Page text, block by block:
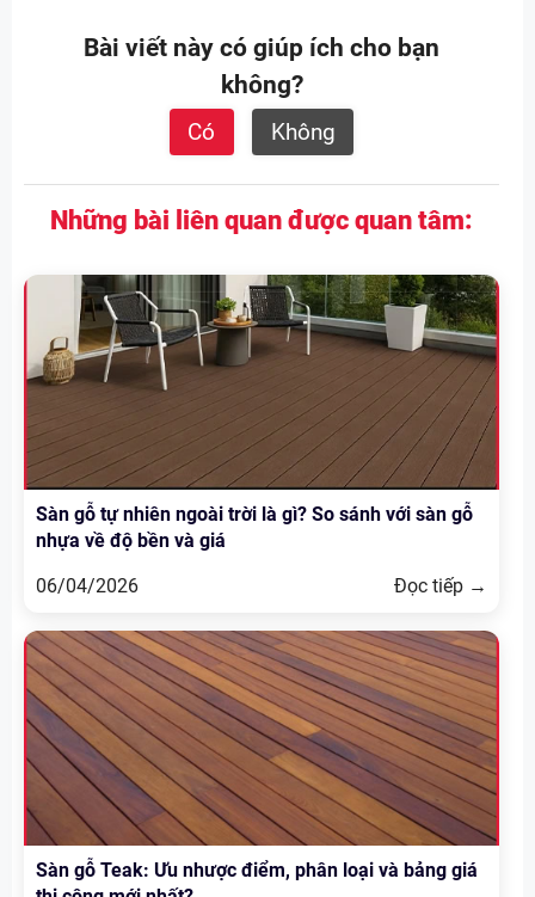
Bài viết này có giúp ích cho bạn
không?
Có Không
Những bài liên quan được quan tâm:
Sàn gỗ tự nhiên ngoài trời là gì? So sánh với sàn gỗ
nhựa về độ bền và giá
06/04/2026
Đọc tiếp →
Sàn gỗ Teak: Ưu nhược điểm, phân loại và bảng giá